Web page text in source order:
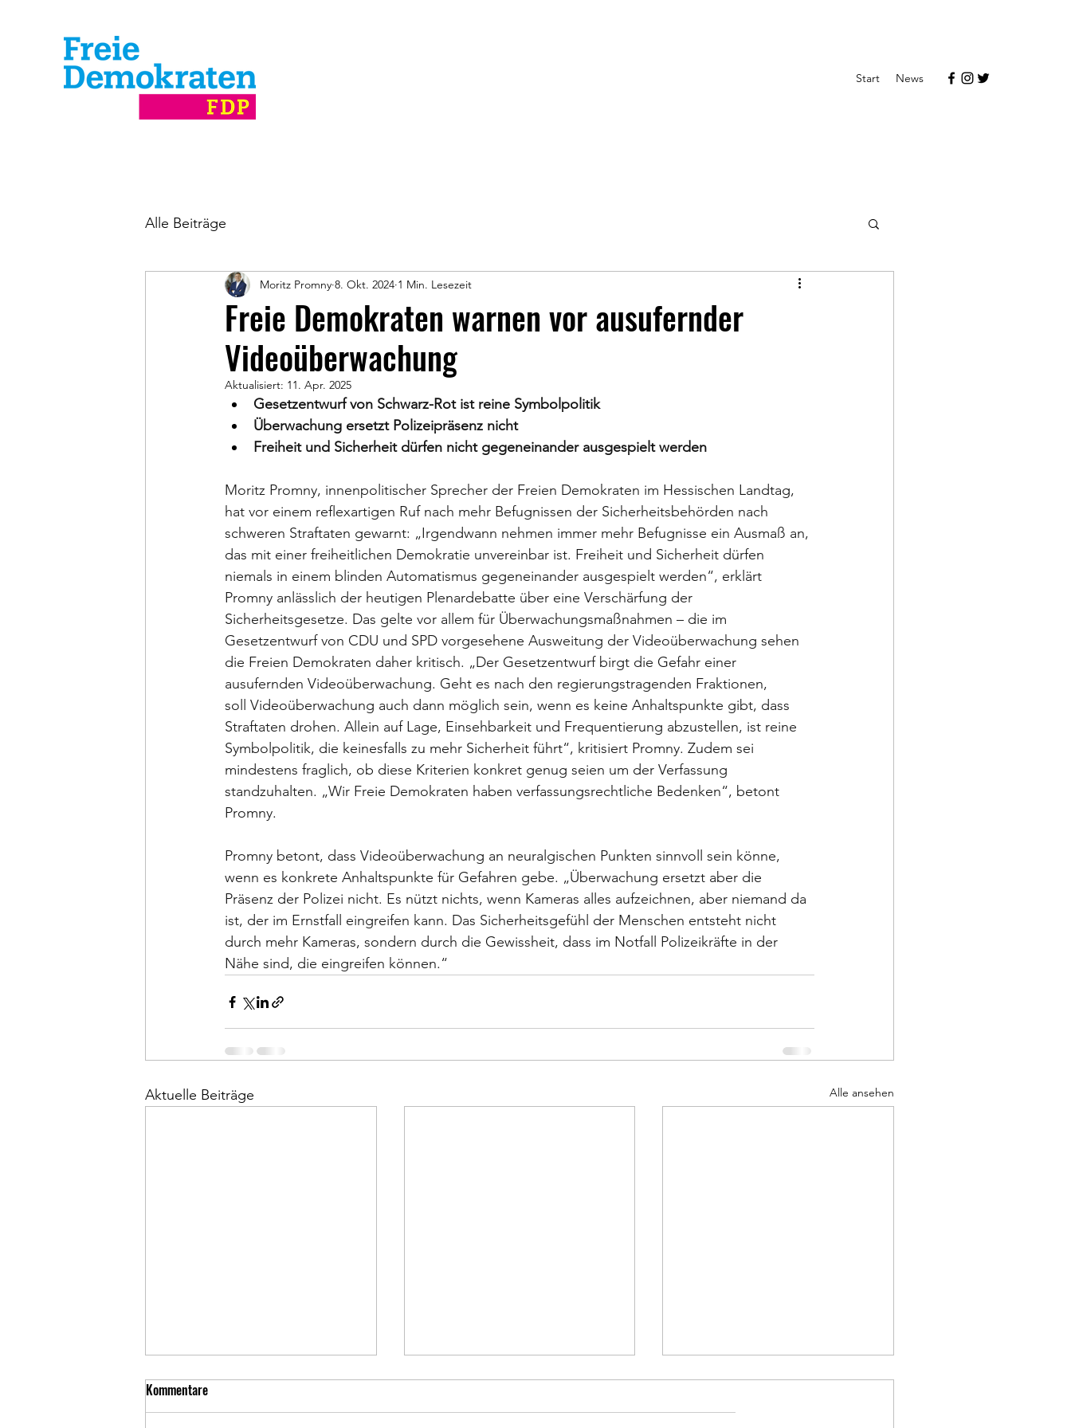
Start News
Alle Beiträge
Freie Demokraten warnen vor ausufernder
Videoüberwachung
Moritz Promny 8. Okt. 2024 1 Min. Lesezeit
Aktualisiert: 11. Apr. 2025
Gesetzentwurf von Schwarz-Rot ist reine Symbolpolitik
Überwachung ersetzt Polizeipräsenz nicht
Freiheit und Sicherheit dürfen nicht gegeneinander ausgespielt werden
Moritz Promny, innenpolitischer Sprecher der Freien Demokraten im Hessischen Landtag,
hat vor einem reflexartigen Ruf nach mehr Befugnissen der Sicherheitsbehörden nach
schweren Straftaten gewarnt: „Irgendwann nehmen immer mehr Befugnisse ein Ausmaß an,
das mit einer freiheitlichen Demokratie unvereinbar ist. Freiheit und Sicherheit dürfen
niemals in einem blinden Automatismus gegeneinander ausgespielt werden“, erklärt
Promny anlässlich der heutigen Plenardebatte über eine Verschärfung der
Sicherheitsgesetze. Das gelte vor allem für Überwachungsmaßnahmen – die im
Gesetzentwurf von CDU und SPD vorgesehene Ausweitung der Videoüberwachung sehen
die Freien Demokraten daher kritisch. „Der Gesetzentwurf birgt die Gefahr einer
ausufernden Videoüberwachung. Geht es nach den regierungstragenden Fraktionen,
soll Videoüberwachung auch dann möglich sein, wenn es keine Anhaltspunkte gibt, dass
Straftaten drohen. Allein auf Lage, Einsehbarkeit und Frequentierung abzustellen, ist reine
Symbolpolitik, die keinesfalls zu mehr Sicherheit führt“, kritisiert Promny. Zudem sei
mindestens fraglich, ob diese Kriterien konkret genug seien um der Verfassung
standzuhalten. „Wir Freie Demokraten haben verfassungsrechtliche Bedenken“, betont
Promny.
Promny betont, dass Videoüberwachung an neuralgischen Punkten sinnvoll sein könne,
wenn es konkrete Anhaltspunkte für Gefahren gebe. „Überwachung ersetzt aber die
Präsenz der Polizei nicht. Es nützt nichts, wenn Kameras alles aufzeichnen, aber niemand da
ist, der im Ernstfall eingreifen kann. Das Sicherheitsgefühl der Menschen entsteht nicht
durch mehr Kameras, sondern durch die Gewissheit, dass im Notfall Polizeikräfte in der
Nähe sind, die eingreifen können.“
Aktuelle Beiträge Alle ansehen
Kommentare